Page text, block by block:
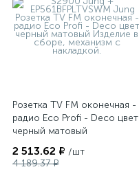
Розетка TV FM оконечная -
радио Eco Profi - Deco цвет
черный матовый
2 513.62 ₽ /шт
4 189.37 ₽